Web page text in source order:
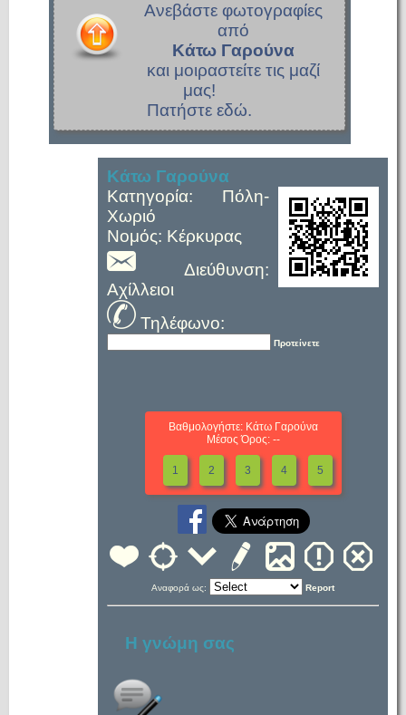
Ανεβάστε φωτογραφίες
από
Κάτω Γαρούνα
και μοιραστείτε τις μαζί
μας!
Πατήστε εδώ.
Κάτω Γαρούνα
Κατηγορία: Πόλη-
Χωριό
Νομός: Κέρκυρας
Διεύθυνση:
Αχίλλειοι
Τηλέφωνο:
Προτείνετε
Βαθμολογήστε: Κάτω Γαρούνα
Μέσος Όρος: --
1 2 3 4 5
Αναφορά ως: Report
Η γνώμη σας